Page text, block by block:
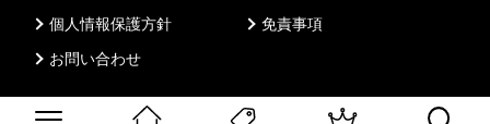
個人情報保護方針
免責事項
お問い合わせ